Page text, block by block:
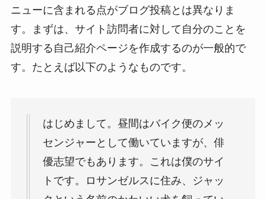
ニューに含まれる点がブログ投稿とは異なりま
す。まずは、サイト訪問者に対して自分のことを
説明する自己紹介ページを作成するのが一般的で
す。たとえば以下のようなものです。
はじめまして。昼間はバイク便のメッ
センジャーとして働いていますが、俳
優志望でもあります。これは僕のサイ
トです。ロサンゼルスに住み、ジャッ